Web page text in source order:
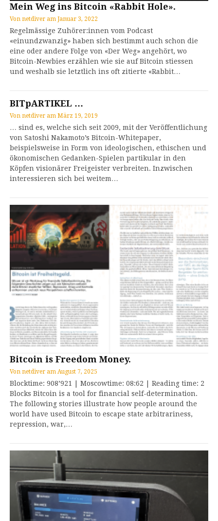
Mein Weg ins Bitcoin «Rabbit Hole».
Von netdiver am Januar 3, 2022
Regelmässige Zuhörer:innen vom Podcast
«einundzwanzig» haben sich bestimmt auch schon die
eine oder andere Folge von «Der Weg» angehört, wo
Bitcoin-Newbies erzählen wie sie auf Bitcoin stiessen
und weshalb sie letztlich ins oft zitierte «Rabbit…
BITpARTIKEL …
Von netdiver am März 19, 2019
… sind es, welche sich seit 2009, mit der Veröffentlichung
von Satoshi Nakamoto’s Bitcoin-Whitepaper,
beispielsweise in Form von ideologischen, ethischen und
ökonomischen Gedanken-Spielen partikular in den
Köpfen visionärer Freigeister verbreiten. Inzwischen
interessieren sich bei weitem…
Bitcoin is Freedom Money.
Von netdiver am August 7, 2025
Blocktime: 908’921 | Moscowtime: 08:62 | Reading time: 2
Blocks Bitcoin is a tool for financial self-determination.
The following stories illustrate how people around the
world have used Bitcoin to escape state arbitrariness,
repression, war,…